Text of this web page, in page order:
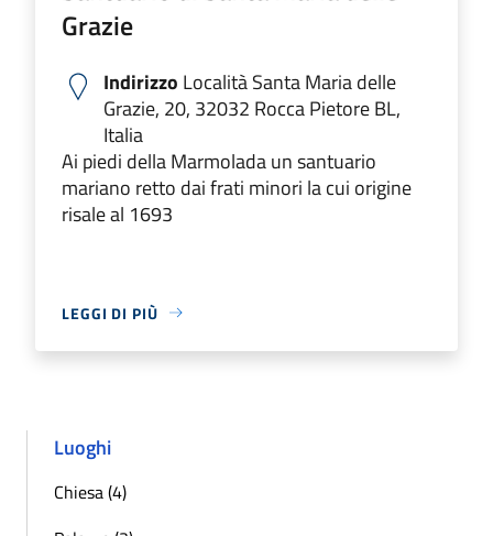
Grazie
Indirizzo Località Santa Maria delle
Grazie, 20, 32032 Rocca Pietore BL,
Italia
Ai piedi della Marmolada un santuario
mariano retto dai frati minori la cui origine
risale al 1693
LEGGI DI PIÙ
Luoghi
Chiesa (4)